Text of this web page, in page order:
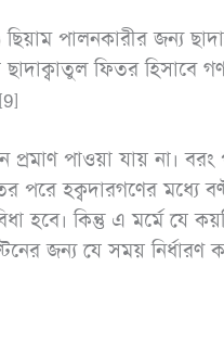
পালনকারীর জন্য
ফিতর
পাওয়া যায় না।
পরে হক্বদারগণের মধ্যে
হবে। কিন্তু এ মর্মে যে
জন্য যে সময়